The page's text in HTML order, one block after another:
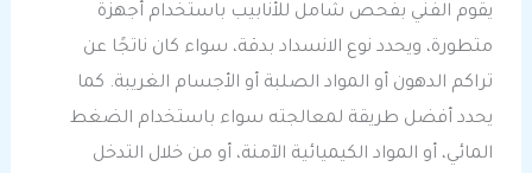
يقوم الفني بفحص شامل للأنابيب باستخدام أجهزة
متطورة، ويحدد نوع الانسداد بدقة، سواء كان ناتجًا عن
تراكم الدهون أو المواد الصلبة أو الأجسام الغريبة. كما
يحدد أفضل طريقة لمعالجته سواء باستخدام الضغط
المائي، أو المواد الكيميائية الآمنة، أو من خلال التدخل